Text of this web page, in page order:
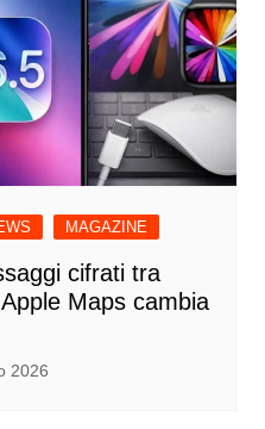
MAGAZINE
cifrati tra
Maps cambia
2026